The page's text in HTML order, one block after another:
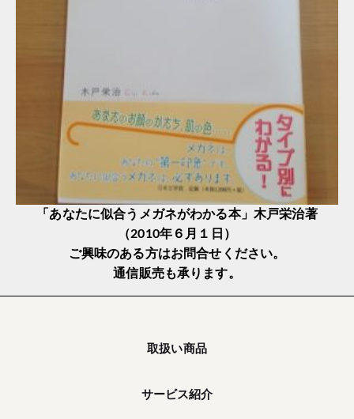
「あなたに似合うメガネがわかる本」木戸栄治著
（2010年６月１日）
ご興味のある方はお問合せください。
通信販売も承ります。
取扱い商品
サービス紹介